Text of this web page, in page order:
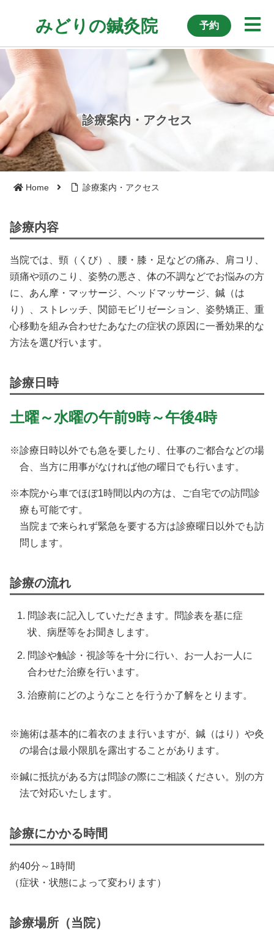
診療案内・アクセス
Home 診療案内・アクセス
診療内容
当院では、頸（くび）、腰・膝・足などの痛み、肩コリ、
頭痛や頭のこり、姿勢の悪さ、体の不調などでお悩みの方
に、あん摩・マッサージ、ヘッドマッサージ、鍼（は
り）、ストレッチ、関節モビリゼーション、姿勢矯正、重
心移動を組み合わせたあなたの症状の原因に一番効果的な
方法を選び行います。
診療日時
土曜～水曜の午前9時～午後4時
診療日時以外でも急を要したり、仕事のご都合などの場
合、 当方に用事がなければ他の曜日でも行います。
本院から車でほぼ1時間以内の方は、ご自宅での訪問診
療も可能です。
当院まで来られず緊急を要する方は診療曜日以外でも訪
問します。
診療の流れ
問診表に記入していただきます。問診表を基に症
状、病歴等をお聞きします。
問診や触診・視診等を十分に行い、お一人お一人に
合わせた治療を行います。
治療前にどのようなことを行うか了解をとります。
施術は基本的に着衣のまま行いますが、 鍼（はり）や灸
の場合は最小限肌を露出することがあります。
鍼に抵抗がある方は問診の際にご相談ください。別の方
法で対応いたします。
診療にかかる時間
約40分～1時間
（症状・状態によって変わります）
診療場所（当院）
つくば市 腰痛・痛み マッサージ・はり・運動療法
みどりの鍼灸院 予約